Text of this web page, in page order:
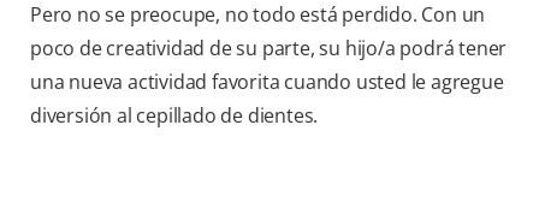
Pero no se preocupe, no todo está perdido. Con un
poco de creatividad de su parte, su hijo/a podrá tener
una nueva actividad favorita cuando usted le agregue
diversión al cepillado de dientes.